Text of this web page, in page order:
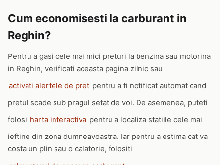
Cum economisesti la carburant in
Reghin?
Pentru a gasi cele mai mici preturi la benzina sau motorina
in Reghin, verificati aceasta pagina zilnic sau
activati alertele de pret pentru a fi notificat automat cand
pretul scade sub pragul setat de voi. De asemenea, puteti
folosi harta interactiva pentru a localiza statiile cele mai
ieftine din zona dumneavoastra. Iar pentru a estima cat va
costa un plin sau o calatorie, folositi